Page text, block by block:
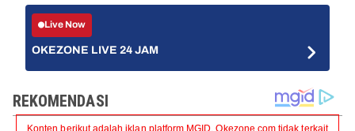
Live Now
OKEZONE LIVE 24 JAM